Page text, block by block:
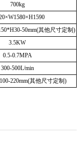
700kg
50mm(其他尺寸定制)
3.5KW
0.5-0.7MPA
300-500L/min
220mm(其他尺寸定制)